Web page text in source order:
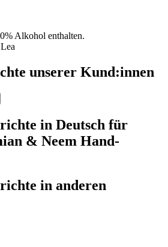
Alkohol enthalten.
unserer Kund:innen
in Deutsch für
& Neem Hand-
in anderen